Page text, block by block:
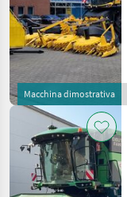
Macchina dimostrativa